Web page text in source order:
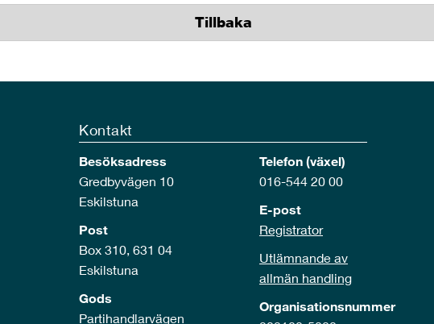
Tillbaka
Kontakt
Besöksadress
Gredbyvägen 10
Eskilstuna
Post
Box 310, 631 04
Eskilstuna
Gods
Partihandlarvägen
Telefon (växel)
016-544 20 00
E-post
Registrator
Utlämnande av
allmän handling
Organisationsnummer